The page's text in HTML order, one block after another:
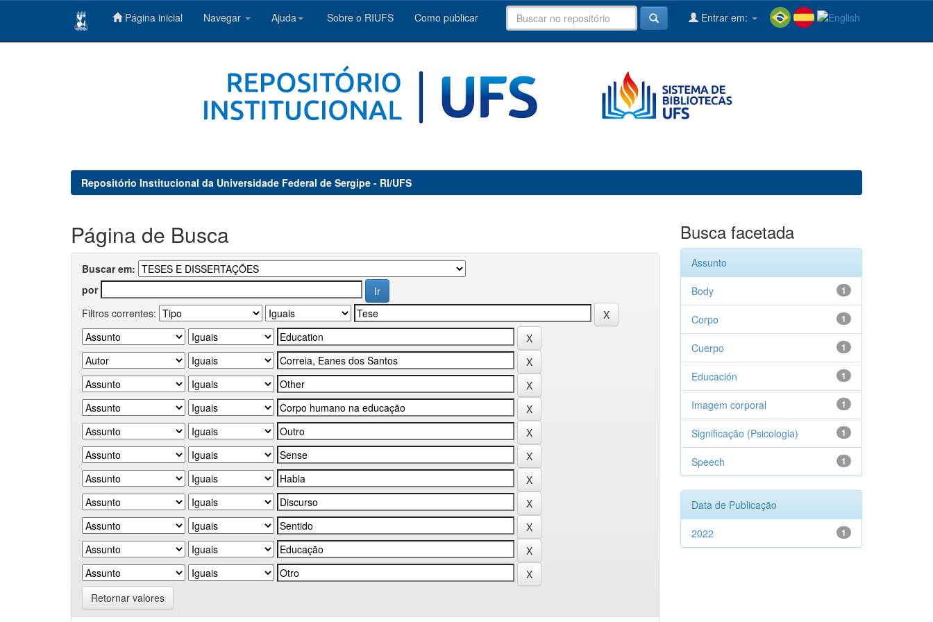
Página inicial Navegar Ajuda Sobre o RIUFS Como publicar Entrar em:
Repositório Institucional da Universidade Federal de Sergipe - RI/UFS
Página de Busca
Buscar em:
por
Filtros correntes:
Retornar valores
Busca facetada
Assunto
1
Body
1
Corpo
1
Cuerpo
1
Educación
1
Imagem corporal
1
Significação (Psicologia)
1
Speech
Data de Publicação
1
2022